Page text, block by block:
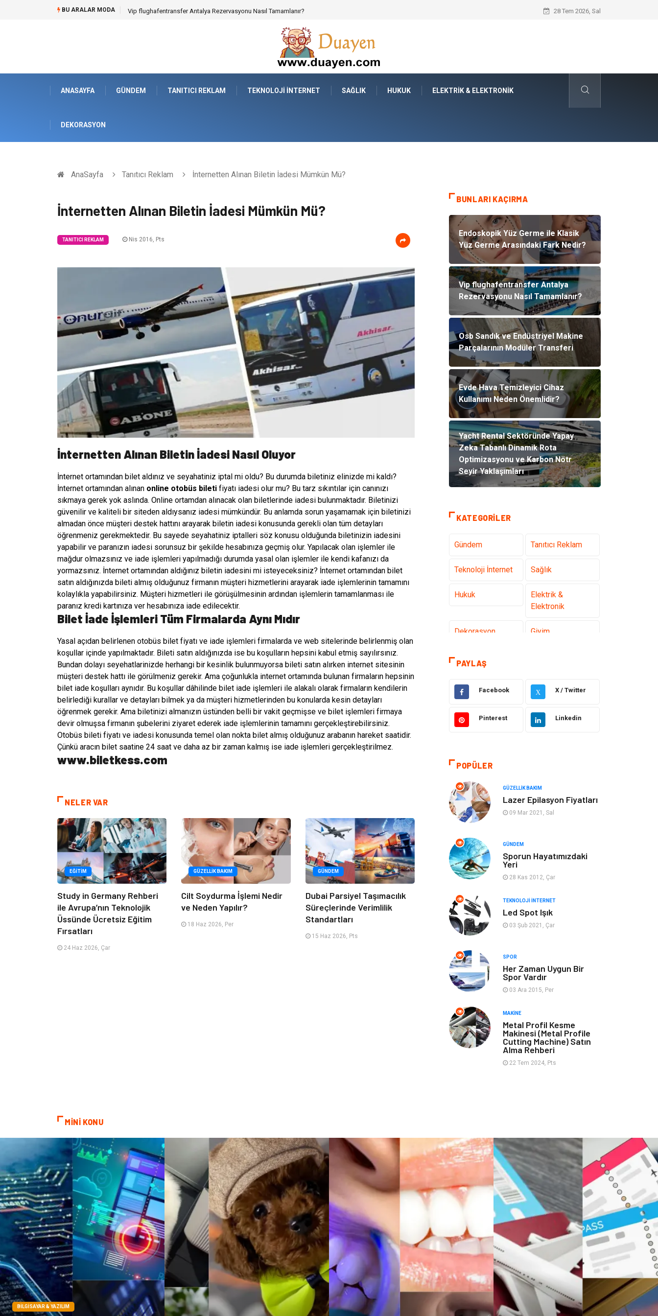
BU ARALAR MODA Osb Sandık ve Endüstriyel Makine Parçalarının Modüler Transferi Evde Hava Temizleyici Cihaz Kullanımı
28 Tem 2026, Sal
ANASAYFA GÜNDEM TANITICI REKLAM TEKNOLOJI İNTERNET SAĞLIK HUKUK ELEKTRIK & ELEKTRONIK
DEKORASYON
AnaSayfa Tanıtıcı Reklam İnternetten Alınan Biletin İadesi Mümkün Mü?
İnternetten Alınan Biletin İadesi Mümkün Mü?
TANITICI REKLAM Nis 2016, Pts
İnternetten Alınan Biletin İadesi Nasıl Oluyor
İnternet ortamından bilet aldınız ve seyahatiniz iptal mi oldu? Bu durumda biletiniz elinizde mi kaldı?
İnternet ortamından alınan online otobüs bileti fiyatı iadesi olur mu? Bu tarz sıkıntılar için canınızı
sıkmaya gerek yok aslında. Online ortamdan alınacak olan biletlerinde iadesi bulunmaktadır. Biletinizi
güvenilir ve kaliteli bir siteden aldıysanız iadesi mümkündür. Bu anlamda sorun yaşamamak için biletinizi
almadan önce müşteri destek hattını arayarak biletin iadesi konusunda gerekli olan tüm detayları
öğrenmeniz gerekmektedir. Bu sayede seyahatiniz iptalleri söz konusu olduğunda biletinizin iadesini
yapabilir ve paranızın iadesi sorunsuz bir şekilde hesabınıza geçmiş olur. Yapılacak olan işlemler ile
mağdur olmazsınız ve iade işlemleri yapılmadığı durumda yasal olan işlemler ile kendi kafanızı da
yormazsınız. İnternet ortamından aldığınız biletin iadesini mi isteyeceksiniz? İnternet ortamından bilet
satın aldığınızda bileti almış olduğunuz firmanın müşteri hizmetlerini arayarak iade işlemlerinin tamamını
kolaylıkla yapabilirsiniz. Müşteri hizmetleri ile görüşülmesinin ardından işlemlerin tamamlanması ile
paranız kredi kartınıza ver hesabınıza iade edilecektir.
Bilet İade İşlemleri Tüm Firmalarda Aynı Mıdır
Yasal açıdan belirlenen otobüs bilet fiyatı ve iade işlemleri firmalarda ve web sitelerinde belirlenmiş olan
koşullar içinde yapılmaktadır. Bileti satın aldığınızda ise bu koşulların hepsini kabul etmiş sayılırsınız.
Bundan dolayı seyehatlarinizde herhangi bir kesinlik bulunmuyorsa bileti satın alırken internet sitesinin
müşteri destek hattı ile görülmeniz gerekir. Ama çoğunlukla internet ortamında bulunan firmaların hepsinin
bilet iade koşulları aynıdır. Bu koşullar dâhilinde bilet iade işlemleri ile alakalı olarak firmaların kendilerin
belirlediği kurallar ve detayları bilmek ya da müşteri hizmetlerinden bu konularda kesin detayları
öğrenmek gerekir. Ama biletinizi almanızın üstünden belli bir vakit geçmişse ve bilet işlemleri firmaya
devir olmuşsa firmanın şubelerini ziyaret ederek iade işlemlerinin tamamını gerçekleştirebilirsiniz.
Otobüs bileti fiyatı ve iadesi konusunda temel olan nokta bilet almış olduğunuz arabanın hareket saatidir.
Çünkü aracın bilet saatine 24 saat ve daha az bir zaman kalmış ise iade işlemleri gerçekleştirilmez.
www.biletkess.com
NELER VAR
EĞITIM
Study in Germany Rehberi
ile Avrupa’nın Teknolojik
Üssünde Ücretsiz Eğitim
Fırsatları
24 Haz 2026, Çar
GÜZELLIK BAKIM
Cilt Soydurma İşlemi Nedir
ve Neden Yapılır?
18 Haz 2026, Per
GÜNDEM
Dubai Parsiyel Taşımacılık
Süreçlerinde Verimlilik
Standartları
15 Haz 2026, Pts
BUNLARI KAÇIRMA
Endoskopik Yüz Germe ile Klasik
Yüz Germe Arasındaki Fark Nedir?
Vip flughafentransfer Antalya
Rezervasyonu Nasıl Tamamlanır?
Osb Sandık ve Endüstriyel Makine
Parçalarının Modüler Transferi
Evde Hava Temizleyici Cihaz
Kullanımı Neden Önemlidir?
Yacht Rental Sektöründe Yapay
Zeka Tabanlı Dinamik Rota
Optimizasyonu ve Karbon Nötr
Seyir Yaklaşımları
KATEGORILER
Gündem Tanıtıcı Reklam
Teknoloji İnternet Sağlık
Hukuk
Elektrik &
Elektronik
Dekorasyon Giyim
Otomotiv
Anne Çocuk
Organizasyon Moda
Bilgisayar &
Yazılım
Tatil
Müzik
Spor İnternet
Nakliye Aksesuar
Mobilya Finans Ekonomi
Sigorta
Bebek Giyim
Tarım &
Hayvancılık
PAYLAŞ
Facebook X X / Twitter
Pinterest Linkedin
POPÜLER
GÜZELLIK BAKIM
Lazer Epilasyon Fiyatları
09 Mar 2021, Sal
GÜNDEM
Sporun Hayatımızdaki
Yeri
28 Kas 2012, Çar
TEKNOLOJI İNTERNET
Led Spot Işık
03 Şub 2021, Çar
SPOR
Her Zaman Uygun Bir
Spor Vardır
03 Ara 2015, Per
MAKINE
Metal Profil Kesme
Makinesi (Metal Profile
Cutting Machine) Satın
Alma Rehberi
22 Tem 2024, Pts
MİNİ KONU
BILGISAYAR & YAZILIM